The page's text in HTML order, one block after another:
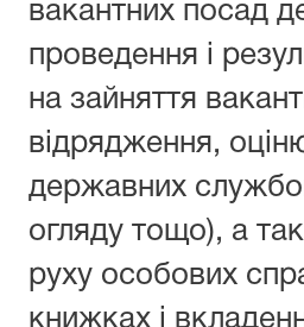
вакантних посад
проведення і
на зайняття
відрядження,
державних
огляду тощо), а
руху особових
книжках і